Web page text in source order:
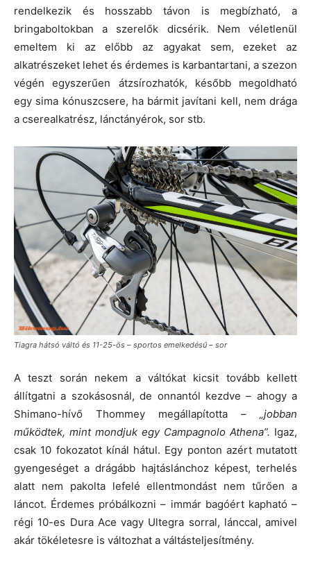
rendelkezik és hosszabb távon is megbízható, a
bringaboltokban a szerelők dicsérik. Nem véletlenül
emeltem ki az előbb az agyakat sem, ezeket az
alkatrészeket lehet és érdemes is karbantartani, a szezon
végén egyszerűen átzsírozhatók, később megoldható
egy sima kónuszcsere, ha bármit javítani kell, nem drága
a cserealkatrész, lánctányérok, sor stb.
Tiagra hátsó váltó és 11-25-ös – sportos emelkedésű – sor
A teszt során nekem a váltókat kicsit tovább kellett
állítgatni a szokásosnál, de onnantól kezdve – ahogy a
Shimano-hívő Thommey megállapította – „jobban
működtek, mint mondjuk egy Campagnolo Athena”. Igaz,
csak 10 fokozatot kínál hátul. Egy ponton azért mutatott
gyengeséget a drágább hajtáslánchoz képest, terhelés
alatt nem pakolta lefelé ellentmondást nem tűrően a
láncot. Érdemes próbálkozni – immár bagóért kapható –
régi 10-es Dura Ace vagy Ultegra sorral, lánccal, amivel
akár tökéletesre is változhat a váltásteljesítmény.